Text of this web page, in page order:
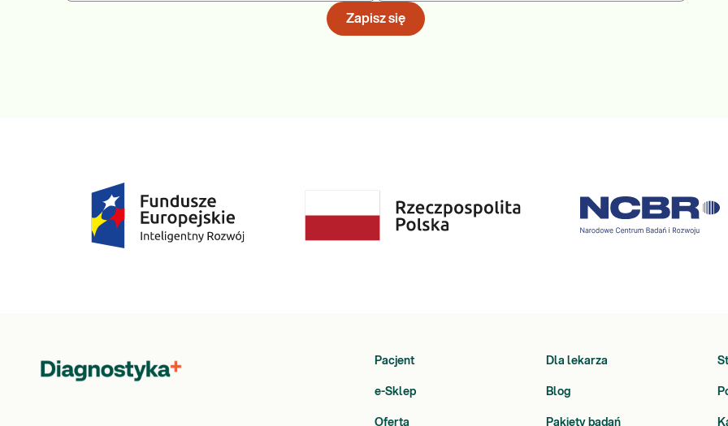
Zapisz się
Pacjent Dla lekarza
e-Sklep Blog
Oferta Pakiety badań